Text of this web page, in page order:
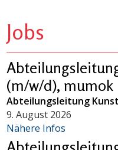
Jobs
(m/w/d), mumok
Abteilungsleitung
9. August 2026
Nähere Infos